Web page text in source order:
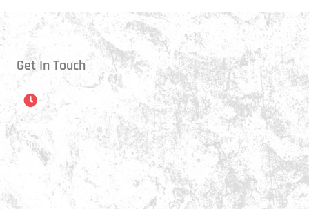
Get In Touch
Öffnungszeiten
Montag:
17:15 - 21:00 Uhr
Mittwoch:
17:30 - 21:00 Uhr
Donnerstag: